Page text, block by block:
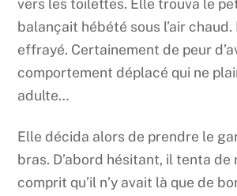
vers les toilettes. Elle trouva le
balançait hébété sous l’air
effrayé. Certainement de peur
comportement déplacé qui ne
adulte…
Elle décida alors de prendre le
bras. D’abord hésitant, il tenta de
comprit qu’il n’y avait là que de